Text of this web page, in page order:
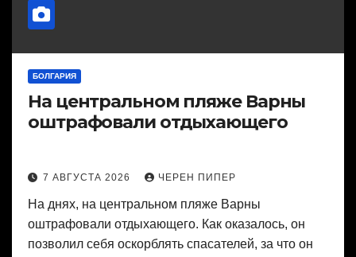
БОЛГАРИЯ
На центральном пляже Варны
оштрафовали отдыхающего
7 АВГУСТА 2026 ЧЕРЕН ПИПЕР
На днях, на центральном пляже Варны
оштрафовали отдыхающего. Как оказалось, он
позволил себя оскорблять спасателей, за что он